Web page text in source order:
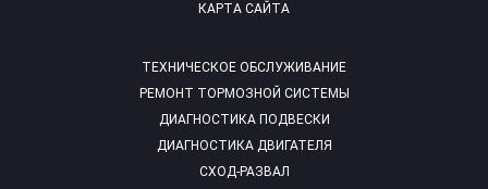
ТЕХНИЧЕСКОЕ ОБСЛУЖИВАНИЕ
РЕМОНТ ТОРМОЗНОЙ СИСТЕМЫ
ДИАГНОСТИКА ПОДВЕСКИ
ДИАГНОСТИКА ДВИГАТЕЛЯ
СХОД-РАЗВАЛ
КАРТА САЙТА